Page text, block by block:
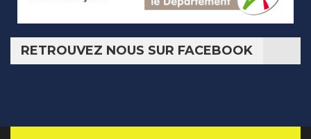
RETROUVEZ NOUS SUR FACEBOOK